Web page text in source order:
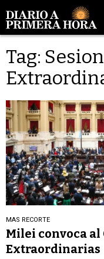
Tag:
MAS RECORTE
Milei convoca al
Extraordinarias